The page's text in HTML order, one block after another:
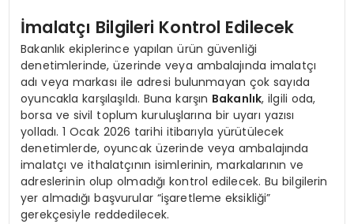
İmalatçı Bilgileri Kontrol Edilecek
Bakanlık ekiplerince yapılan ürün güvenliği
denetimlerinde, üzerinde veya ambalajında imalatçı
adı veya markası ile adresi bulunmayan çok sayıda
oyuncakla karşılaşıldı. Buna karşın Bakanlık, ilgili oda,
borsa ve sivil toplum kuruluşlarına bir uyarı yazısı
yolladı. 1 Ocak 2026 tarihi itibarıyla yürütülecek
denetimlerde, oyuncak üzerinde veya ambalajında
imalatçı ve ithalatçının isimlerinin, markalarının ve
adreslerinin olup olmadığı kontrol edilecek. Bu bilgilerin
yer almadığı başvurular “işaretleme eksikliği”
gerekçesiyle reddedilecek.